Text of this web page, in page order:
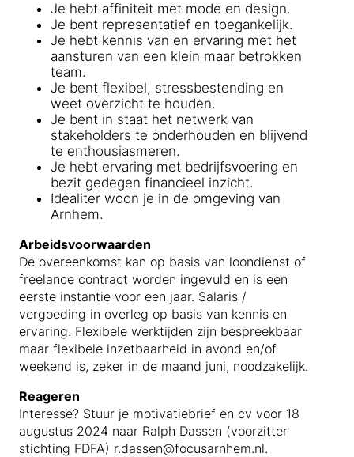
Je hebt affiniteit met mode en design.
Je bent representatief en toegankelijk.
Je hebt kennis van en ervaring met het
aansturen van een klein maar betrokken
team.
Je bent flexibel, stressbestending en
weet overzicht te houden.
Je bent in staat het netwerk van
stakeholders te onderhouden en blijvend
te enthousiasmeren.
Je hebt ervaring met bedrijfsvoering en
bezit gedegen financieel inzicht.
Idealiter woon je in de omgeving van
Arnhem.
Arbeidsvoorwaarden
De overeenkomst kan op basis van loondienst of
freelance contract worden ingevuld en is een
eerste instantie voor een jaar. Salaris /
vergoeding in overleg op basis van kennis en
ervaring. Flexibele werktijden zijn bespreekbaar
maar flexibele inzetbaarheid in avond en/of
weekend is, zeker in de maand juni, noodzakelijk.
Reageren
Interesse? Stuur je motivatiebrief en cv voor 18
augustus 2024 naar Ralph Dassen (voorzitter
stichting FDFA) r.dassen@focusarnhem.nl.